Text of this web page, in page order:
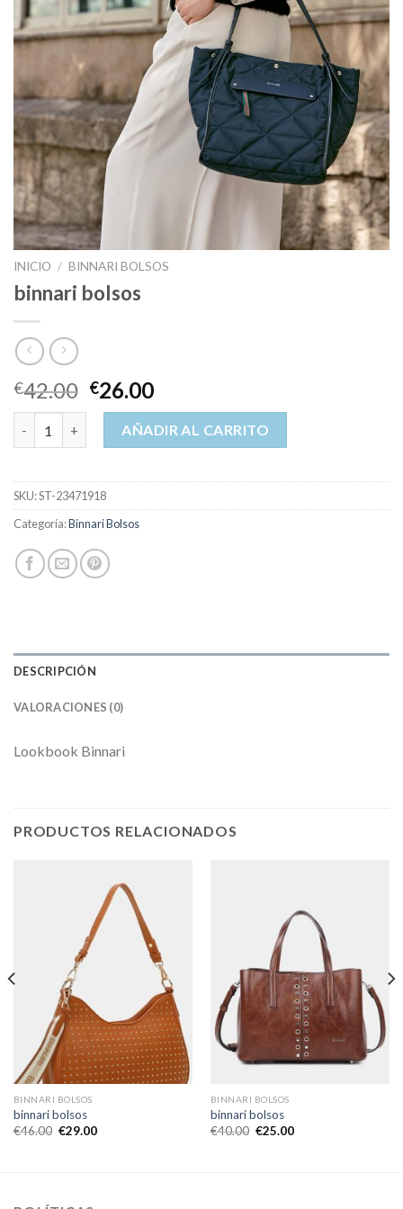
INICIO / BINNARI BOLSOS
binnari bolsos
€42.00 €26.00
binnari bolsos cantidadAÑADIR AL CARRITO
SKU:ST-23471918
Categoría:Binnari Bolsos
DESCRIPCIÓN
VALORACIONES (0)
Lookbook Binnari
PRODUCTOS RELACIONADOS
BINNARI BOLSOS
binnari bolsos
€46.00 €29.00
BINNARI BOLSOS
binnari bolsos
€40.00 €25.00